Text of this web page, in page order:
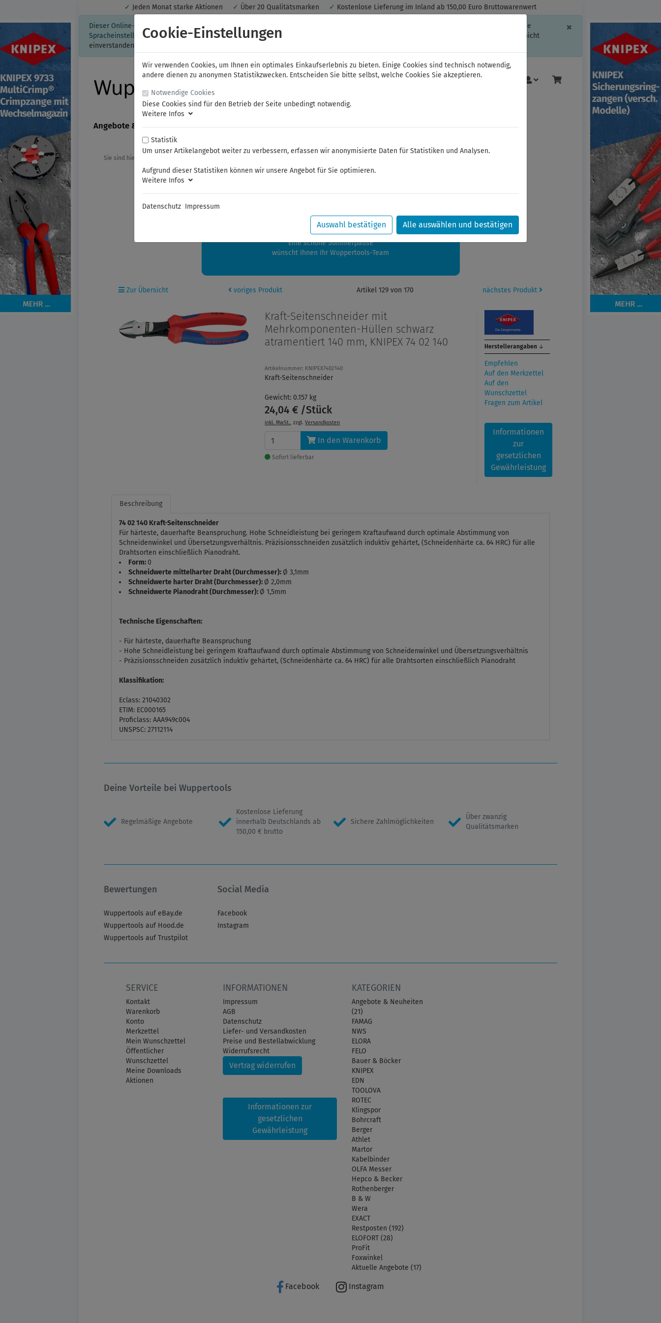
✓ Jeden Monat starke Aktionen ✓ Über 20 Qualitätsmarken ✓ Kostenlose Lieferung im Inland ab 150,00 Euro Bruttowarenwert
× Schließen
Dieser Online-Shop verwendet Cookies für ein optimales Einkaufserlebnis. Dabei werden beispielsweise die Session-Informationen oder die
Spracheinstellung auf Ihrem Rechner gespeichert. Ohne Cookies ist der Funktionsumfang des Online-Shops eingeschränkt.
Sind Sie damit nicht
einverstanden, klicken Sie bitte hier.
Angebote & Neuheiten FAMAG NWS ELORA FELO Bauer & Böcker Mehr
Sie sind hier:
Sommerferien
zwischen 28.07.2026 und 21.08.2026 machen auch wir Urlaub.
Ihre Bestellungen in diesem Zeitraum werden ab dem 24.08.2026 verschickt.
Eine schöne Sommerpause
wünscht Ihnen Ihr Wuppertools-Team
Zur Übersicht voriges Produkt Artikel 129 von 170 nächstes Produkt
Kraft-Seitenschneider mit
Mehrkomponenten-Hüllen schwarz
atramentiert 140 mm, KNIPEX 74 02 140
Artikelnummer: KNIPEX7402140
Kraft-Seitenschneider
Gewicht: 0.157 kg
24,04 € /Stück
inkl. MwSt., zzgl.Versandkosten
In den Warenkorb
Sofort lieferbar
Herstellerangaben ↓
Empfehlen
Auf den Merkzettel
Auf den
Wunschzettel
Fragen zum Artikel
Informationen
zur
gesetzlichen
Gewährleistung
Beschreibung
74 02 140 Kraft-Seitenschneider
Für härteste, dauerhafte Beanspruchung. Hohe Schneidleistung bei geringem Kraftaufwand durch optimale Abstimmung von
Schneidenwinkel und Übersetzungsverhältnis. Präzisionsschneiden zusätzlich induktiv gehärtet, (Schneidenhärte ca. 64 HRC) für alle
Drahtsorten einschließlich Pianodraht.
Form: 0
Schneidwerte mittelharter Draht (Durchmesser): Ø 3,1mm
Schneidwerte harter Draht (Durchmesser): Ø 2,0mm
Schneidwerte Pianodraht (Durchmesser): Ø 1,5mm
Technische Eigenschaften:
- Für härteste, dauerhafte Beanspruchung
- Hohe Schneidleistung bei geringem Kraftaufwand durch optimale Abstimmung von Schneidenwinkel und Übersetzungsverhältnis
- Präzisionsschneiden zusätzlich induktiv gehärtet, (Schneidenhärte ca. 64 HRC) für alle Drahtsorten einschließlich Pianodraht
Klassifikation:
Eclass: 21040302
ETIM: EC000165
Proficlass: AAA949c004
UNSPSC: 27112114
Deine Vorteile bei Wuppertools
Regelmäßige Angebote
Kostenlose Lieferung
innerhalb Deutschlands ab
150,00 € brutto
Sichere Zahlmöglichkeiten
Über zwanzig
Qualitätsmarken
Bewertungen
Wuppertools auf eBay.de
Wuppertools auf Hood.de
Wuppertools auf Trustpilot
Social Media
Facebook
Instagram
SERVICE
Kontakt
Warenkorb
Konto
Merkzettel
Mein Wunschzettel
Öffentlicher
Wunschzettel
Meine Downloads
Aktionen
INFORMATIONEN
Impressum
AGB
Datenschutz
Liefer- und Versandkosten
Preise und Bestellabwicklung
Widerrufsrecht
Vertrag widerrufen
Informationen zur
gesetzlichen
Gewährleistung
KATEGORIEN
Angebote & Neuheiten
(21)
FAMAG
NWS
ELORA
FELO
Bauer & Böcker
KNIPEX
EDN
TOOLOVA
ROTEC
Klingspor
Bohrcraft
Berger
Athlet
Martor
Kabelbinder
OLFA Messer
Hepco & Becker
Rothenberger
B & W
Wera
EXACT
Restposten (192)
ELOFORT (28)
ProFit
Foxwinkel
Aktuelle Angebote (17)
Facebook Instagram
Cookie-Einstellungen
Wir verwenden Cookies, um Ihnen ein optimales Einkaufserlebnis zu bieten. Einige Cookies sind technisch notwendig,
andere dienen zu anonymen Statistikzwecken. Entscheiden Sie bitte selbst, welche Cookies Sie akzeptieren.
Notwendige Cookies
Diese Cookies sind für den Betrieb der Seite unbedingt notwendig.
Weitere Infos
Statistik
Um unser Artikelangebot weiter zu verbessern, erfassen wir anonymisierte Daten für Statistiken und Analysen.
Aufgrund dieser Statistiken können wir unsere Angebot für Sie optimieren.
Weitere Infos
Datenschutz Impressum
Auswahl bestätigen Alle auswählen und bestätigen